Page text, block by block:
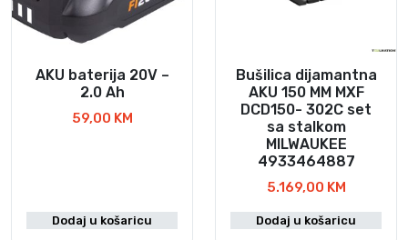
l
a
j
e
:
4
8
9
,
j
e
:
4
5
0
AKU baterija 20V –
2.0 Ah
59,00 KM
Dodaj u košaricu
Bušilica dijamantna
AKU 150 MM MXF
DCD150- 302C set
sa stalkom
MILWAUKEE
4933464887
5.169,00 KM
Dodaj u košaricu